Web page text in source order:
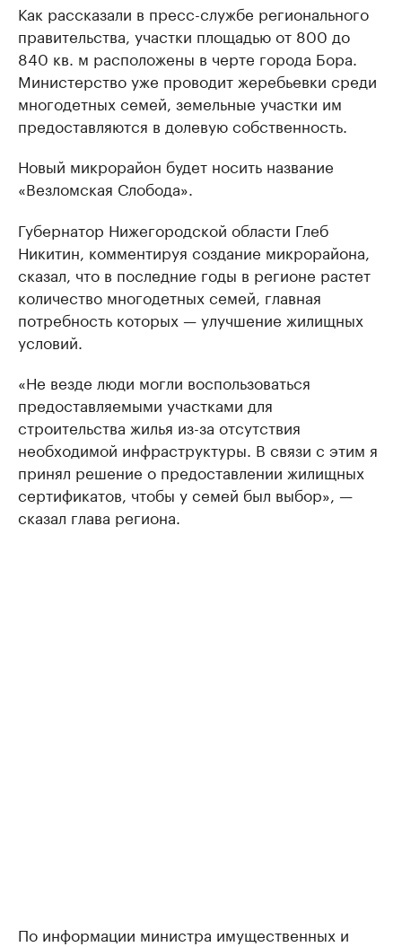
Как рассказали в пресс-службе регионального
правительства, участки площадью от 800 до
840 кв. м расположены в черте города Бора.
Министерство уже проводит жеребьевки среди
многодетных семей, земельные участки им
предоставляются в долевую собственность.
Новый микрорайон будет носить название
«Везломская Слобода».
Губернатор Нижегородской области Глеб
Никитин, комментируя создание микрорайона,
сказал, что в последние годы в регионе растет
количество многодетных семей, главная
потребность которых — улучшение жилищных
условий.
«Не везде люди могли воспользоваться
предоставляемыми участками для
строительства жилья из-за отсутствия
необходимой инфраструктуры. В связи с этим я
принял решение о предоставлении жилищных
сертификатов, чтобы у семей был выбор», —
сказал глава региона.
По информации министра имущественных и